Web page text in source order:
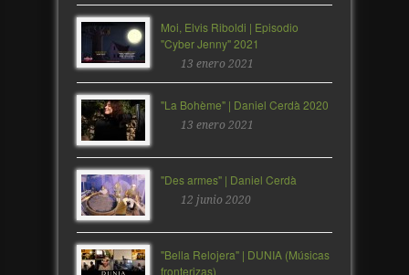
Moi, Elvis Riboldi | Episodio
"Cyber Jenny" 2021
13 enero 2021
"La Bohème" | Daniel Cerdà 2020
13 enero 2021
"Des armes" | Daniel Cerdà
12 junio 2020
"Bella Relojera" | DUNIA (Músicas
fronterizas)